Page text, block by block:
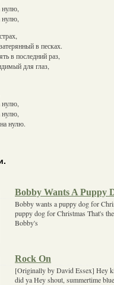
нулю,
нулю,
в песках.
в последний раз,
для глаз,
нулю,
нулю,
нулю.
Bobby Wants A Puppy
Bobby wants a puppy dog for
puppy dog for Christmas That's
Bobby's
Rock On
[Originally by David Essex] Hey
did ya Hey shout, summertime